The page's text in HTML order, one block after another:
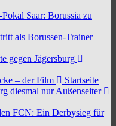
Pokal Saar: Borussia zu
als Borussen-Trainer
gegen Jägersburg
– der Film
Startseite
diesmal nur Außenseiter
FCN: Ein Derbysieg für